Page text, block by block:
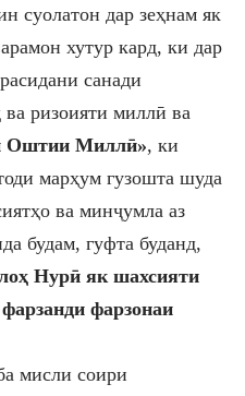
суолатон дар зеҳнам як
хутур кард, ки дар
санади
ва ризоияти миллӣ ва
Оштии Миллӣ», ки
марҳум гузошта шуда
ва минҷумла аз
будам, гуфта буданд,
Нурӣ як шахсияти
фарзонаи
мисли соири